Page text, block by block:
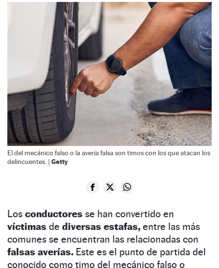
El del mecánico falso o la avería falsa son timos con los que atacan los
delincuentes. | Getty
Los conductores se han convertido en
víctimas de diversas estafas, entre las más
comunes se encuentran las relacionadas con
falsas averías. Este es el punto de partida del
conocido como timo del mecánico falso o